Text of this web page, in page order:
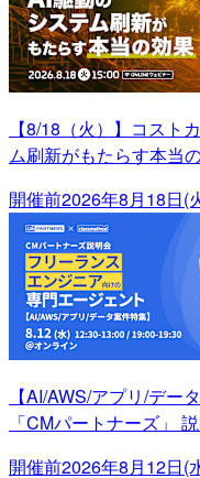
【8/18（火）】コスト
ム刷新がもたらす本当
開催前2026年8月18日(
【AI/AWS/アプリ/デー
「CMパートナーズ」
開催前2026年8月12日(